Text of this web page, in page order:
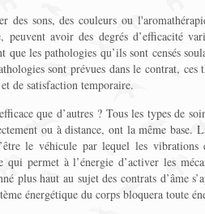
des sons, des couleurs ou
avoir des degrés d’efficacité
que les pathologies qu’ils sont censés
sont prévues dans le contrat, ces
de satisfaction temporaire.
que d’autres ? Tous les types de
ou à distance, ont la même base.
le véhicule par lequel les vibrations
permet à l’énergie d’activer les
plus haut au sujet des contrats d’âme
énergétique du corps bloquera toute